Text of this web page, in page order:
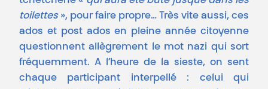
toilettes», pour faire propre… Très vite aussi, ces
ados et post ados en pleine année citoyenne
questionnent allègrement le mot nazi qui sort
fréquemment. A l’heure de la sieste, on sent
chaque participant interpellé : celui qui